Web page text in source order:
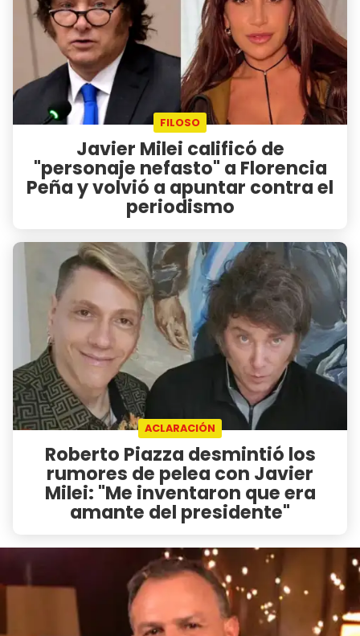
FILOSO
Javier Milei calificó de
"personaje nefasto" a Florencia
Peña y volvió a apuntar contra el
periodismo
ACLARACIÓN
Roberto Piazza desmintió los
rumores de pelea con Javier
Milei: "Me inventaron que era
amante del presidente"